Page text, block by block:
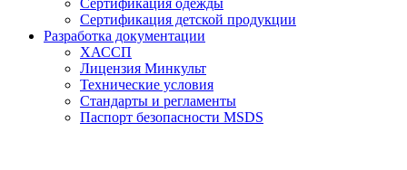
Сертификация одежды
Сертификация детской продукции
Разработка документации
ХАССП
Лицензия Минкульт
Технические условия
Стандарты и регламенты
Паспорт безопасности MSDS